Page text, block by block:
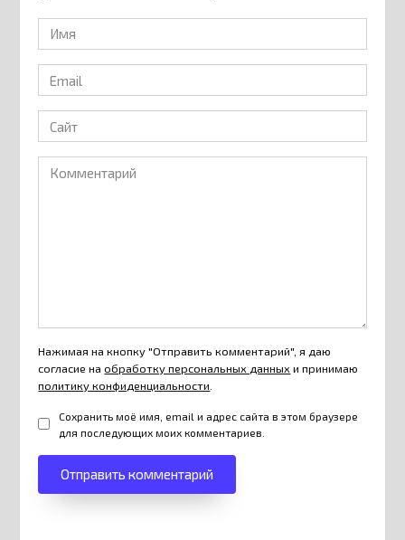
Имя
*
Email
*
Сайт
Комментарий
Нажимая на кнопку "Отправить комментарий", я даю
согласие наобработку персональных данных и принимаю
политику конфиденциальности
Сохранить моё имя, email и адрес сайта в этом браузере
для последующих моих комментариев.